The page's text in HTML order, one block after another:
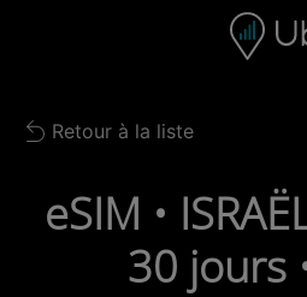
Barre de
Back to list
Retour à la liste
eSIM •
30 jours